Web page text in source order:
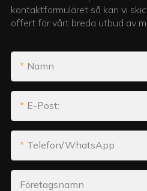
kontaktformuläret så kan vi
offert för vårt breda utbud av
Namn
E-Post:
Telefon/WhatsApp
Företagsnamn